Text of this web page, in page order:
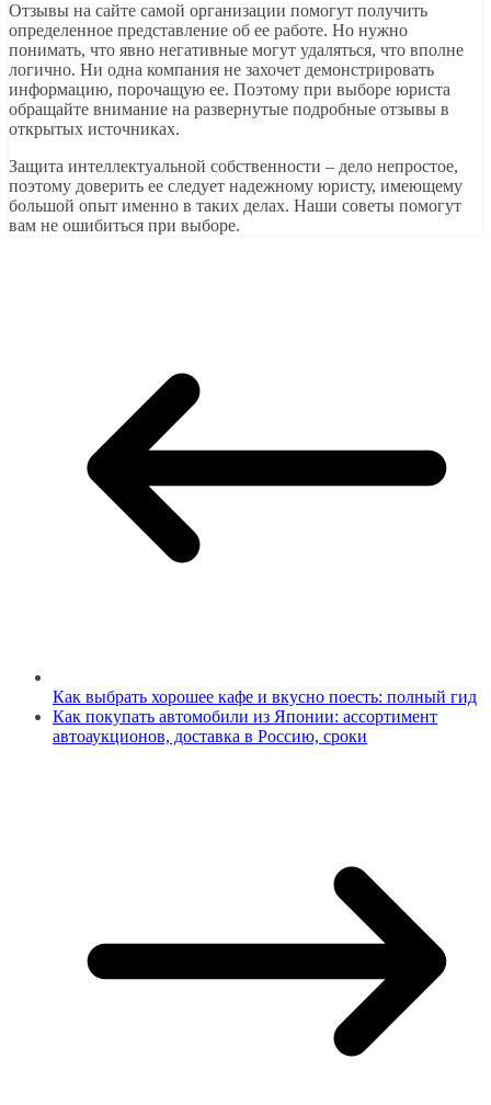
Отзывы на сайте самой организации помогут получить
определенное представление об ее работе. Но нужно
понимать, что явно негативные могут удаляться, что вполне
логично. Ни одна компания не захочет демонстрировать
информацию, порочащую ее. Поэтому при выборе юриста
обращайте внимание на развернутые подробные отзывы в
открытых источниках.
Защита интеллектуальной собственности – дело непростое,
поэтому доверить ее следует надежному юристу, имеющему
большой опыт именно в таких делах. Наши советы помогут
вам не ошибиться при выборе.
Как выбрать хорошее кафе и вкусно поесть: полный гид
Как покупать автомобили из Японии: ассортимент
автоаукционов, доставка в Россию, сроки